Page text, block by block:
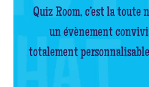
Quiz Room, c’est la
un évènement
totalement